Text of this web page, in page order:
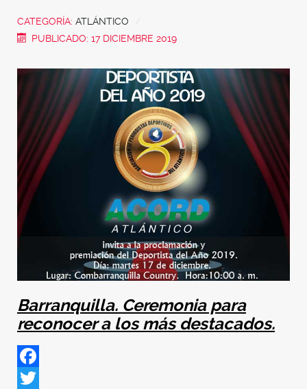
CATEGORÍA: ATLÁNTICO
PUBLICADO: 17 DICIEMBRE 2019
Barranquilla. Ceremonia para
reconocer a los más destacados.
Facebook